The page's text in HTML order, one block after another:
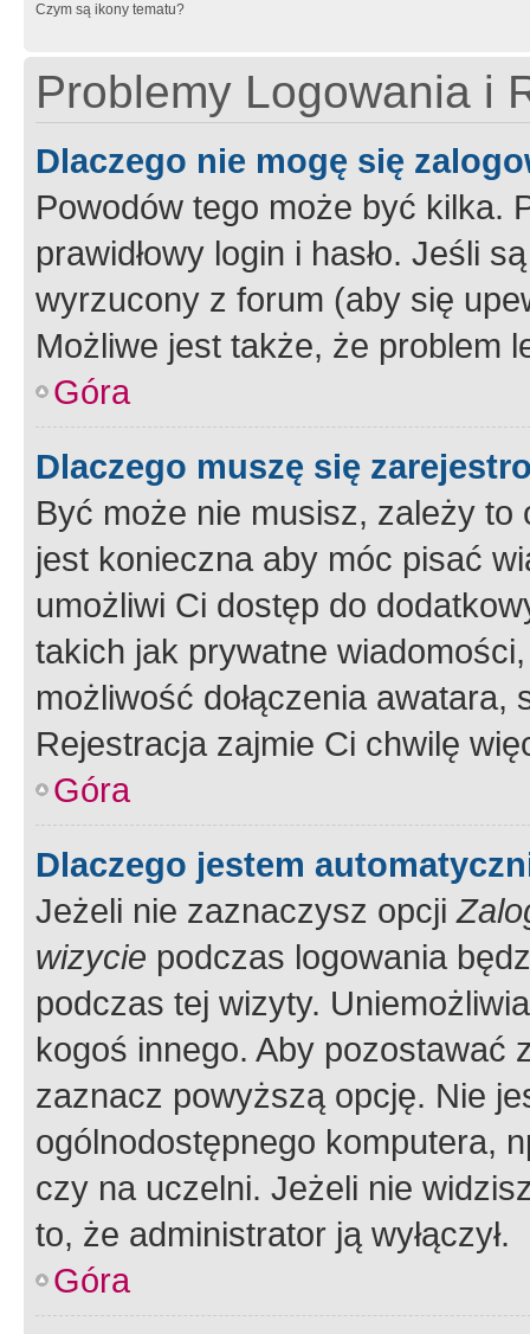
Czym są ikony tematu?
Problemy Logowania i
Dlaczego nie mogę się
Powodów tego może być kilka.
prawidłowy login i hasło. Jeśli
wyrzucony z forum (aby się
Możliwe jest także, że problem
Góra
Dlaczego muszę się
Być może nie musisz, zależy
jest konieczna aby móc pisać
umożliwi Ci dostęp do
takich jak prywatne
możliwość dołączenia
Rejestracja zajmie Ci chwilę
Góra
Dlaczego jestem
Jeżeli nie zaznaczysz opcji
wizycie podczas logowania
podczas tej wizyty.
kogoś innego. Aby pozostawać
zaznacz powyższą opcję. Nie
ogólnodostępnego komputera,
czy na uczelni. Jeżeli nie
to, że administrator ją wyłączył.
Góra